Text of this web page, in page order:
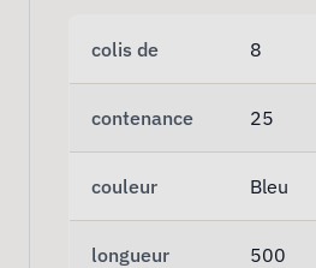
colis de 8
contenance 25
couleur Bleu
longueur 500